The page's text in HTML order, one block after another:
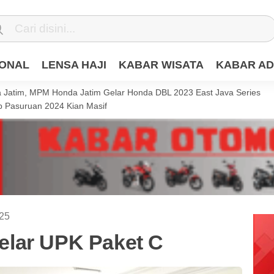
LENSA HAJI KABAR WISATA KABAR
MPM Honda Jatim Gelar Honda DBL 2023 East Java Series
Pasuruan 2024 Kian Masif
UPK Paket C